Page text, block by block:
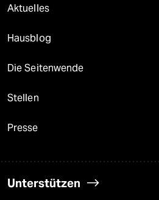
Aktuelles
Hausblog
Die Seitenwende
Stellen
Presse
Unterstützen